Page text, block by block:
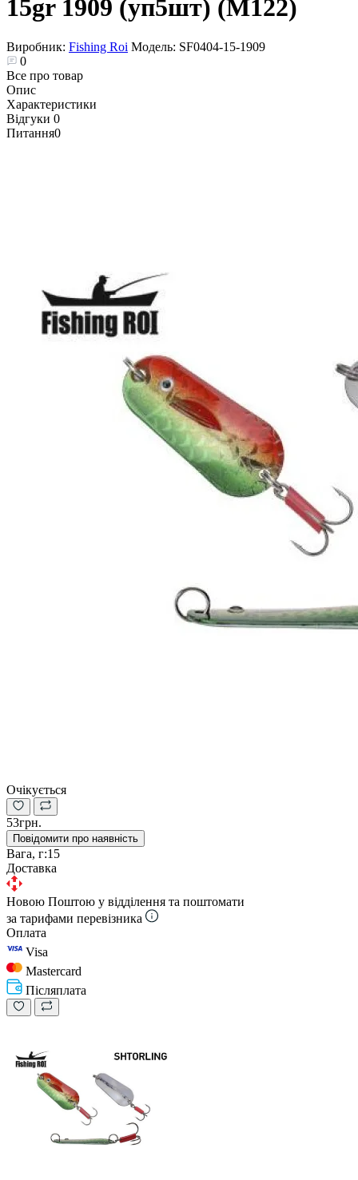
15gr 1909 (уп5шт) (M122)
Виробник: Fishing Roi Модель: SF0404-15-1909
0
Все про товар
Опис
Характеристики
Відгуки 0
Питання0
Очікується
53грн.
Повідомити про наявність
Вага, г:15
Доставка
Новою Поштою у відділення та поштомати
за тарифами перевізника
Оплата
Visa
Mastercard
Післяплата